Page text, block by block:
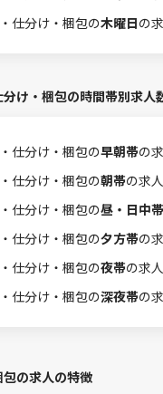
仕分け・梱包の木曜日の
け・梱包の時間帯別求人
仕分け・梱包の早朝帯の
仕分け・梱包の朝帯の求
仕分け・梱包の昼・日中帯
仕分け・梱包の夕方帯の
仕分け・梱包の夜帯の求
仕分け・梱包の深夜帯の
の求人の特徴